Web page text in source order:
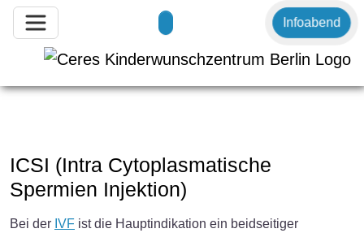
Infoabend
ICSI (Intra Cytoplasmatische
Spermien Injektion)
Bei der IVF ist die Hauptindikation ein beidseitiger